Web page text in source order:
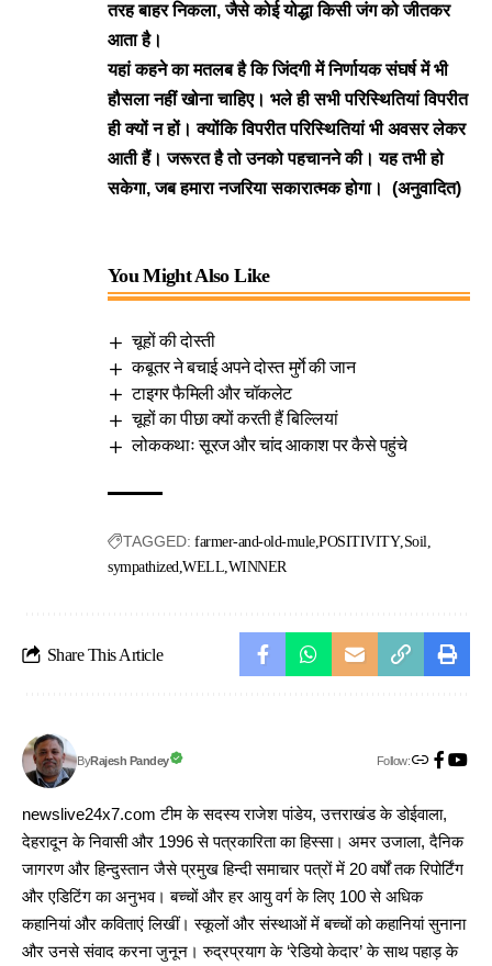
तरह बाहर निकला, जैसे कोई योद्धा किसी जंग को जीतकर
आता है।
यहां कहने का मतलब है कि जिंदगी में निर्णायक संघर्ष में भी
हौसला नहीं खोना चाहिए। भले ही सभी परिस्थितियां विपरीत
ही क्यों न हों। क्योंकि विपरीत परिस्थितियां भी अवसर लेकर
आती हैं। जरूरत है तो उनको पहचानने की। यह तभी हो
सकेगा, जब हमारा नजरिया सकारात्मक होगा। (अनुवादित)
You Might Also Like
चूहों की दोस्ती
कबूतर ने बचाई अपने दोस्त मुर्गे की जान
टाइगर फैमिली और चॉकलेट
चूहों का पीछा क्यों करती हैं बिल्लियां
लोककथाः सूरज और चांद आकाश पर कैसे पहुंचे
TAGGED: farmer-and-old-mule POSITIVITY Soil
sympathized WELL WINNER
Share This Article
ByRajesh Pandey Follow:
newslive24x7.com टीम के सदस्य राजेश पांडेय, उत्तराखंड के डोईवाला,
देहरादून के निवासी और 1996 से पत्रकारिता का हिस्सा। अमर उजाला, दैनिक
जागरण और हिन्दुस्तान जैसे प्रमुख हिन्दी समाचार पत्रों में 20 वर्षों तक रिपोर्टिंग
और एडिटिंग का अनुभव। बच्चों और हर आयु वर्ग के लिए 100 से अधिक
कहानियां और कविताएं लिखीं। स्कूलों और संस्थाओं में बच्चों को कहानियां सुनाना
और उनसे संवाद करना जुनून। रुद्रप्रयाग के ‘रेडियो केदार’ के साथ पहाड़ के